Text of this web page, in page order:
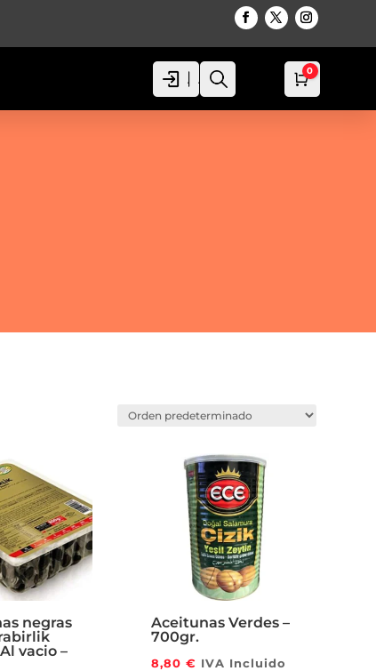
Acceso
Acceso Carro
0
negras
vacio –
Aceitunas Verdes –
700gr.
8,80€ IVA Incluido